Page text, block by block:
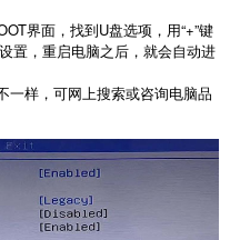
界面，找到U盘选项，用“+”键
置，重启电脑之后，就会自动进
一样，可网上搜索或咨询电脑品